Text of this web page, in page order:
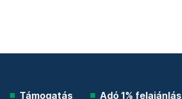
Támogatás Adó 1% felajánlás